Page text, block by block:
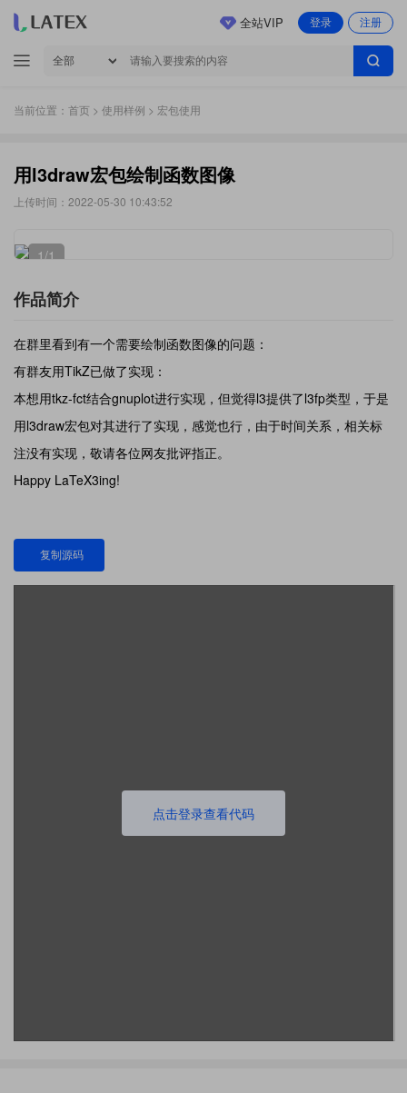
登录 注册
全站VIP
当前位置： 首页 > 使用样例 > 宏包使用
用l3draw宏包绘制函数图像
上传时间：2022-05-30 10:43:52
1/1
作品简介
在群里看到有一个需要绘制函数图像的问题：
有群友用TikZ已做了实现：
本想用tkz-fct结合gnuplot进行实现，但觉得l3提供了l3fp类型，于是
用l3draw宏包对其进行了实现，感觉也行，由于时间关系，相关标
注没有实现，敬请各位网友批评指正。
Happy LaTeX3ing!
复制源码
点击登录查看代码